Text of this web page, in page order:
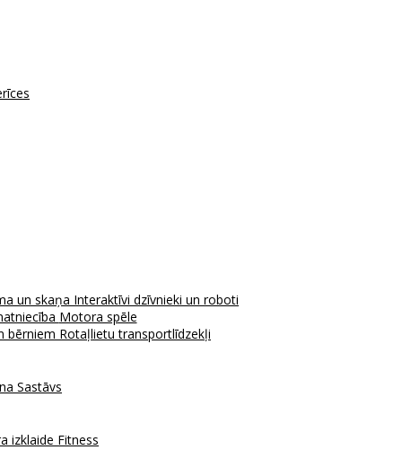
un skaņa Interaktīvi dzīvnieki un roboti
Motora spēle
bērniem Rotaļlietu transportlīdzekļi
Sastāvs
izklaide Fitness